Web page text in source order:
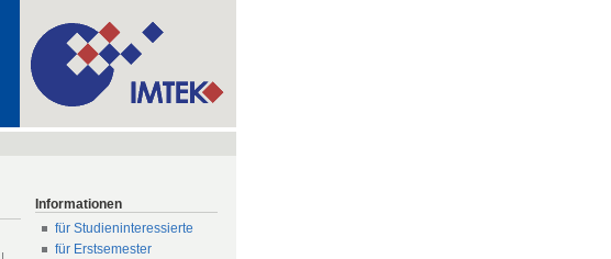
Informationen
für Studieninteressierte
für Erstsemester